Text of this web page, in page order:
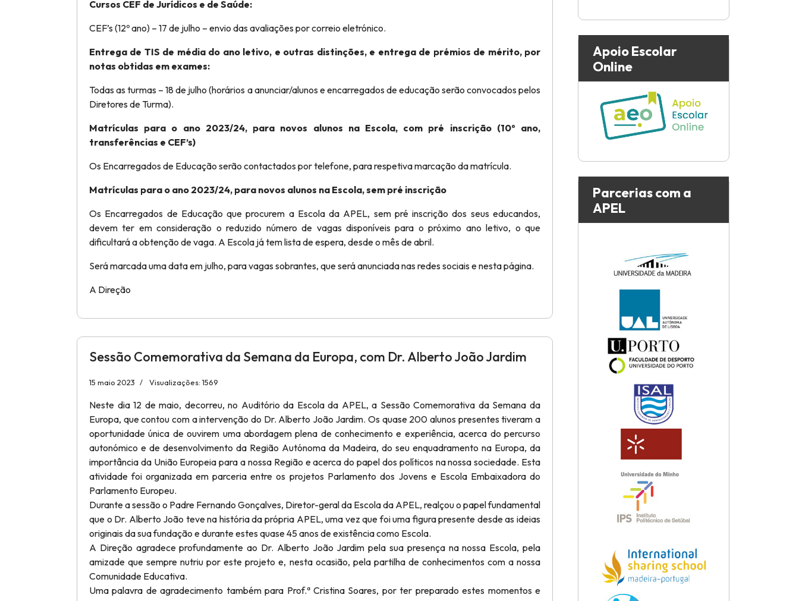
Cursos CEF de Jurídicos e de Saúde:
CEF’s (12º ano) – 17 de julho – envio das avaliações por correio eletrónico.
Entrega de TIS de média do ano letivo, e outras distinções, e entrega de prémios de mérito, por
notas obtidas em exames:
Todas as turmas – 18 de julho (horários a anunciar/alunos e encarregados de educação serão convocados pelos
Diretores de Turma).
Matrículas para o ano 2023/24, para novos alunos na Escola, com pré inscrição (10º ano,
transferências e CEF’s)
Os Encarregados de Educação serão contactados por telefone, para respetiva marcação da matrícula.
Matrículas para o ano 2023/24, para novos alunos na Escola, sem pré inscrição
Os Encarregados de Educação que procurem a Escola da APEL, sem pré inscrição dos seus educandos,
devem ter em consideração o reduzido número de vagas disponíveis para o próximo ano letivo, o que
dificultará a obtenção de vaga. A Escola já tem lista de espera, desde o mês de abril.
Será marcada uma data em julho, para vagas sobrantes, que será anunciada nas redes sociais e nesta página.
A Direção
Sessão Comemorativa da Semana da Europa, com Dr. Alberto João Jardim
15 maio 2023 Visualizações: 1569
Neste dia 12 de maio, decorreu, no Auditório da Escola da APEL, a Sessão Comemorativa da Semana da
Europa, que contou com a intervenção do Dr. Alberto João Jardim. Os quase 200 alunos presentes tiveram a
oportunidade única de ouvirem uma abordagem plena de conhecimento e experiência, acerca do percurso
autonómico e de desenvolvimento da Região Autónoma da Madeira, do seu enquadramento na Europa, da
importância da União Europeia para a nossa Região e acerca do papel dos políticos na nossa sociedade. Esta
atividade foi organizada em parceria entre os projetos Parlamento dos Jovens e Escola Embaixadora do
Parlamento Europeu.
Durante a sessão o Padre Fernando Gonçalves, Diretor-geral da Escola da APEL, realçou o papel fundamental
que o Dr. Alberto João teve na história da própria APEL, uma vez que foi uma figura presente desde as ideias
originais da sua fundação e durante estes quase 45 anos de existência como Escola.
A Direção agradece profundamente ao Dr. Alberto João Jardim pela sua presença na nossa Escola, pela
amizade que sempre nutriu por este projeto e, nesta ocasião, pela partilha de conhecimentos com a nossa
Comunidade Educativa.
Uma palavra de agradecimento também para Prof.ª Cristina Soares, por ter preparado estes momentos e
Apoio Escolar
Online
Parcerias com a
APEL